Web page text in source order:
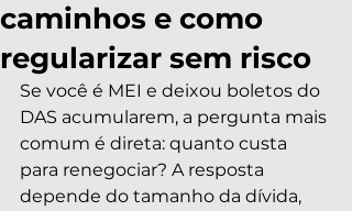
caminhos e como
regularizar sem risco
Se você é MEI e deixou boletos do
DAS acumularem, a pergunta mais
comum é direta: quanto custa
para renegociar? A resposta
depende do tamanho da dívida,